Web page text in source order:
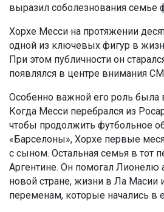
выразил соболезнования семье
Хорхе Месси на протяжении
одной из ключевых фигур в
При этом публичности он
появлялся в центре внимания
Особенно важной его роль была
Когда Месси перебрался из
чтобы продолжить футбольное
«Барселоны», Хорхе первые
с сыном. Остальная семья в тот
Аргентине. Он помогал Лионелю
новой стране, жизни в Ла Масии
переменам, которые начались в